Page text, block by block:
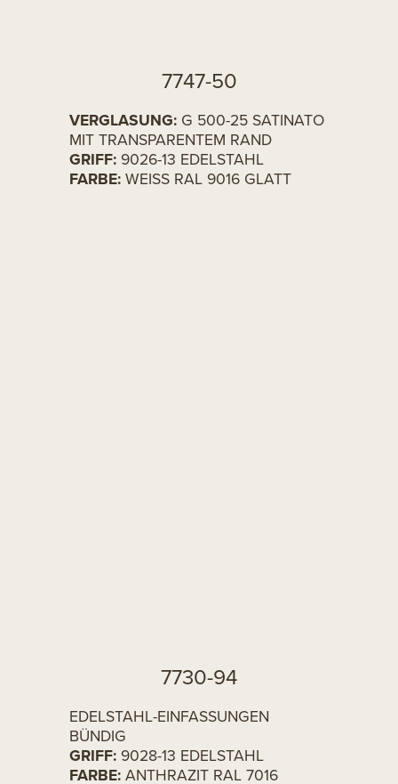
7747-50
VERGLASUNG: G 500-25 SATINATO
MIT TRANSPARENTEM RAND
GRIFF: 9026-13 EDELSTAHL
FARBE: WEISS RAL 9016 GLATT
7730-94
EDELSTAHL-EINFASSUNGEN
BÜNDIG
GRIFF: 9028-13 EDELSTAHL
FARBE: ANTHRAZIT RAL 7016